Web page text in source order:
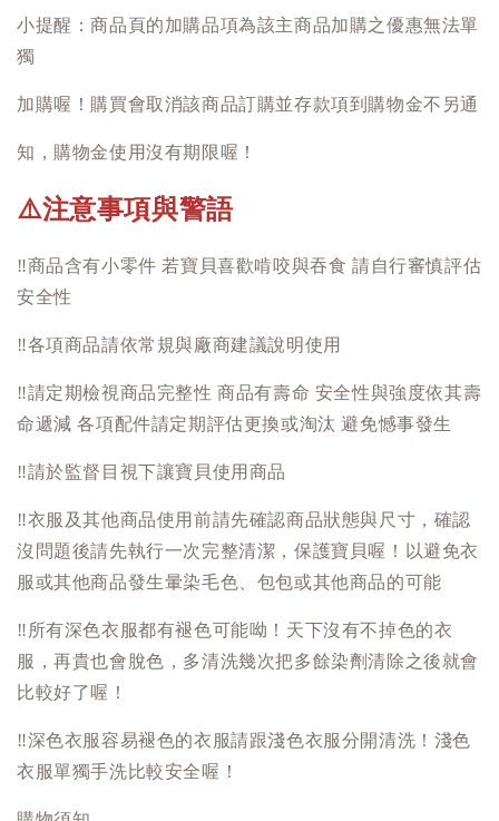
小提醒：商品頁的加購品項為該主商品加購之優惠無法單
獨
加購喔！購買會取消該商品訂購並存款項到購物金不另通
知，購物金使用沒有期限喔！
⚠️注意事項與警語
‼️商品含有小零件 若寶貝喜歡啃咬與吞食 請自行審慎評估
安全性
‼️各項商品請依常規與廠商建議說明使用
‼️請定期檢視商品完整性 商品有壽命 安全性與強度依其壽
命遞減 各項配件請定期評估更換或淘汰 避免憾事發生
‼️請於監督目視下讓寶貝使用商品
‼️衣服及其他商品使用前請先確認商品狀態與尺寸，確認
沒問題後請先執行一次完整清潔，保護寶貝喔！以避免衣
服或其他商品發生暈染毛色、包包或其他商品的可能
‼️ 所有深色衣服都有褪色可能呦！天下沒有不掉色的衣
服，再貴也會脫色，多清洗幾次把多餘染劑清除之後就會
比較好了喔！
‼️深色衣服容易褪色的衣服請跟淺色衣服分開清洗！淺色
衣服單獨手洗比較安全喔！